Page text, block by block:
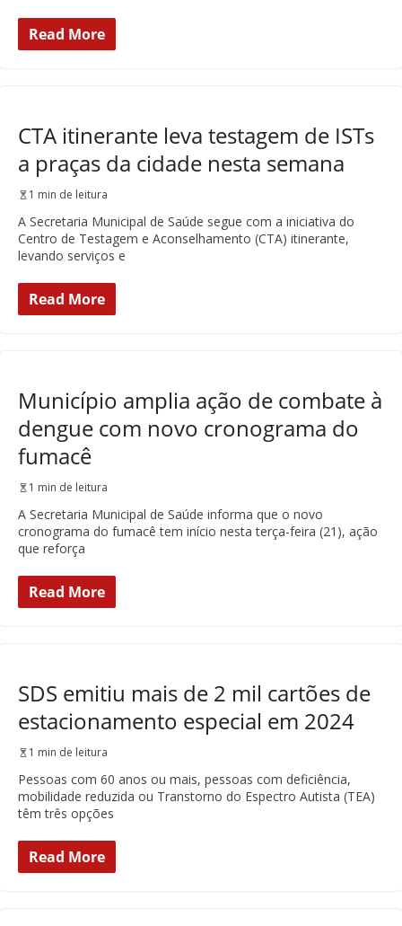
Read More
CTA itinerante leva testagem de ISTs
a praças da cidade nesta semana
1 min de leitura
A Secretaria Municipal de Saúde segue com a iniciativa do
Centro de Testagem e Aconselhamento (CTA) itinerante,
levando serviços e
Read More
Município amplia ação de combate à
dengue com novo cronograma do
fumacê
1 min de leitura
A Secretaria Municipal de Saúde informa que o novo
cronograma do fumacê tem início nesta terça-feira (21), ação
que reforça
Read More
SDS emitiu mais de 2 mil cartões de
estacionamento especial em 2024
1 min de leitura
Pessoas com 60 anos ou mais, pessoas com deficiência,
mobilidade reduzida ou Transtorno do Espectro Autista (TEA)
têm três opções
Read More